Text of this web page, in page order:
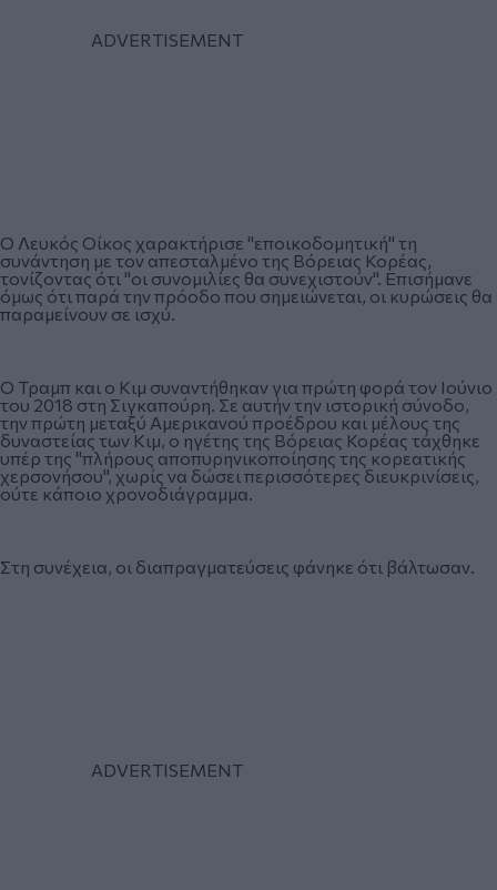
Ο Λευκός Οίκος χαρακτήρισε "εποικοδομητική" τη
συνάντηση με τον απεσταλμένο της Βόρειας Κορέας,
τονίζοντας ότι "οι συνομιλίες θα συνεχιστούν". Επισήμανε
όμως ότι παρά την πρόοδο που σημειώνεται, οι κυρώσεις θα
παραμείνουν σε ισχύ.
Ο Τραμπ και ο Κιμ συναντήθηκαν για πρώτη φορά τον Ιούνιο
του 2018 στη Σιγκαπούρη. Σε αυτήν την ιστορική σύνοδο,
την πρώτη μεταξύ Αμερικανού προέδρου και μέλους της
δυναστείας των Κιμ, ο ηγέτης της Βόρειας Κορέας τάχθηκε
υπέρ της "πλήρους αποπυρηνικοποίησης της κορεατικής
χερσονήσου", χωρίς να δώσει περισσότερες διευκρινίσεις,
ούτε κάποιο χρονοδιάγραμμα.
Στη συνέχεια, οι διαπραγματεύσεις φάνηκε ότι βάλτωσαν.